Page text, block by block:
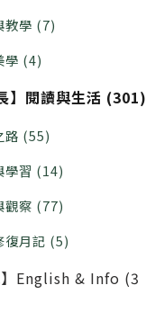
教學 (7)
學 (4)
】閱讀與生活 (301)
路 (55)
學習 (14)
觀察 (77)
復月記 (5)
】English & Info (3